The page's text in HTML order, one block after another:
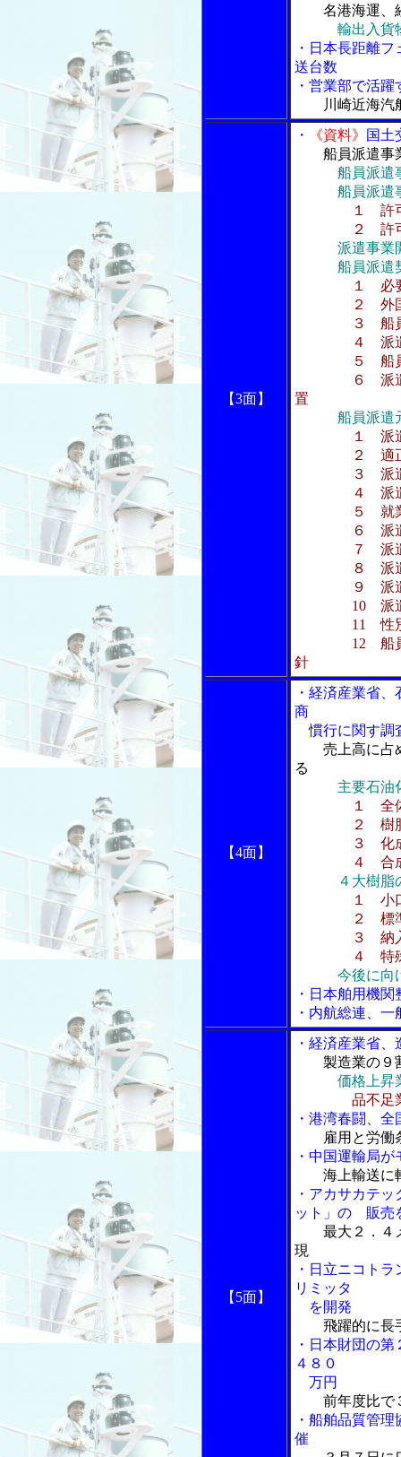
名港海運、
輸出入貨
・日本長距離
送台数
・営業部で活
川崎近海
【3面】
・ 《資料》
国土
船員派遣事
船員派
船員派遣事
１ 許
２ 許可
派遣事業
船員派遣
１ 必
２ 外国船舶
３ 船員派遣
４ 派遣受入
５ 船員派
６ 派遣船員
置
船員派遣
１ 派
２ 適正な
３ 派遣船
４ 派遣船
５ 就業条
６ 派遣先
７ 派遣受
８ 派遣先及
９ 派遣元
10 派遣元
11 性別・年
12 船員派遣
針
【4面】
・経済産業省
商
慣行に関す調
売上高に占
る
主要石油
１ 全
２ 樹
３ 化成
４ 合成
４大樹脂
１ 小
２ 標準外
３ 納入時
４ 特殊取
今後に向
・日本舶用機
・内航総連、
【5面】
・経済産業省
製造業の９
価格上昇
品不足
・港湾春闘、
雇用と労働
・中国運輸局
海上輸送に
・アカサカテ
ット」の 販売
最大２．４
現
・日立ニコト
リミッタ
を開発
飛躍的に長
・日本財団の
４８０
万円
前年度比で
・船舶品質管
催